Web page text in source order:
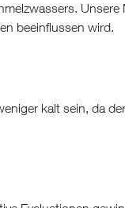
beeinflussen wird.
kalt sein, da